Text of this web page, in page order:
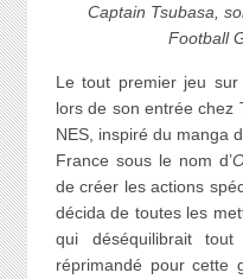
Captain Tsubasa,
Football
Le tout premier jeu sur
lors de son entrée chez
NES, inspiré du manga
France sous le nom d’
de créer les actions
décida de toutes les
qui déséquilibrait
réprimandé pour